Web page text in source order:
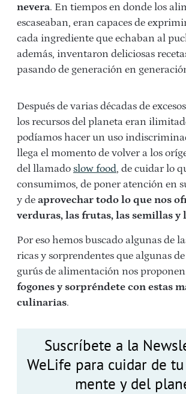
nevera. En tiempos en donde los
escaseaban, eran capaces de
cada ingrediente que echaban al
además, inventaron deliciosas
pasando de generación en
Después de varias décadas de
los recursos del planeta eran
podíamos hacer un uso
llega el momento de volver a los
del llamado slow food, de cuidar lo
consumimos, de poner atención en
y de aprovechar todo lo que nos
verduras, las frutas, las semillas y
Por eso hemos buscado algunas de
ricas y sorprendentes que algunas
gurús de alimentación nos
fogones y sorpréndete con estas
culinarias.
Suscríbete a la
WeLife para cuidar de
mente y del